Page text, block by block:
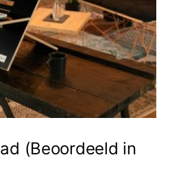
(Beoordeeld in